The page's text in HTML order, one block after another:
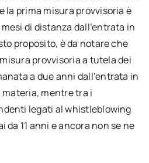
la prima misura provvisoria è
di distanza dall’entrata in
proposito, è da notare che
provvisoria a tutela dei
a due anni dall’entrata in
mentre tra i
legati al whistleblowing
da 11 anni e ancora non se ne